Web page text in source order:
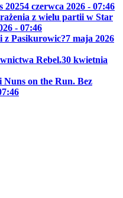
20254 czerwca 2026 - 07:46
z wielu partii w Star
- 07:46
z Pasikurowic?7 maja 2026
Rebel.30 kwietnia
on the Run. Bez